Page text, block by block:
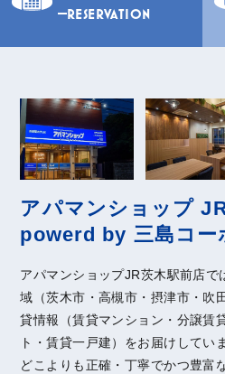
RESERVATION
アパマンショップ
powerd by 三島コー
アパマンショップJR茨木駅前店で
域（茨木市・高槻市・摂津市・吹
貸情報（賃貸マンション・分譲賃
ト・賃貸一戸建）をお届けしてい
どこよりも正確・丁寧でかつ豊富